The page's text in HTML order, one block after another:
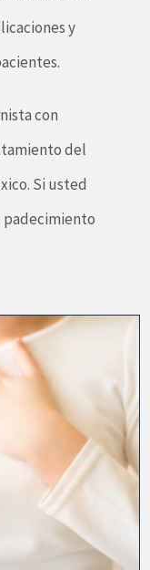
y
con
del
Si usted
padecimiento